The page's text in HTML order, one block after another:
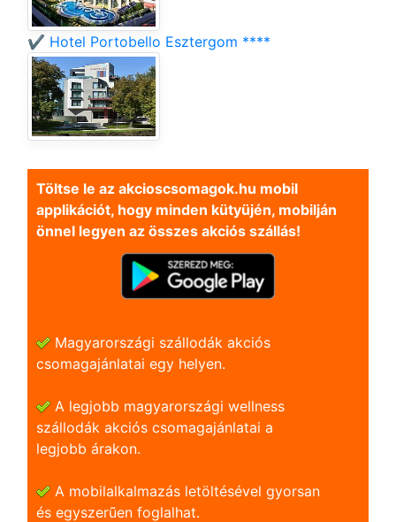
✔️ Hotel Portobello Esztergom ****
Töltse le az akcioscsomagok.hu mobil
applikációt, hogy minden kütyüjén, mobilján
önnel legyen az összes akciós szállás!
Magyarországi szállodák akciós
csomagajánlatai egy helyen.
A legjobb magyarországi wellness
szállodák akciós csomagajánlatai a
legjobb árakon.
A mobilalkalmazás letöltésével gyorsan
és egyszerũen foglalhat.